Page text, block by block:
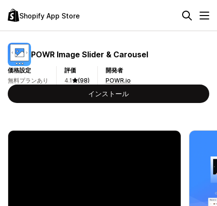
Shopify App Store
POWR Image Slider & Carousel
価格設定
無料プランあり
評価
4.1
(98)
開発者
POWR.io
インストール